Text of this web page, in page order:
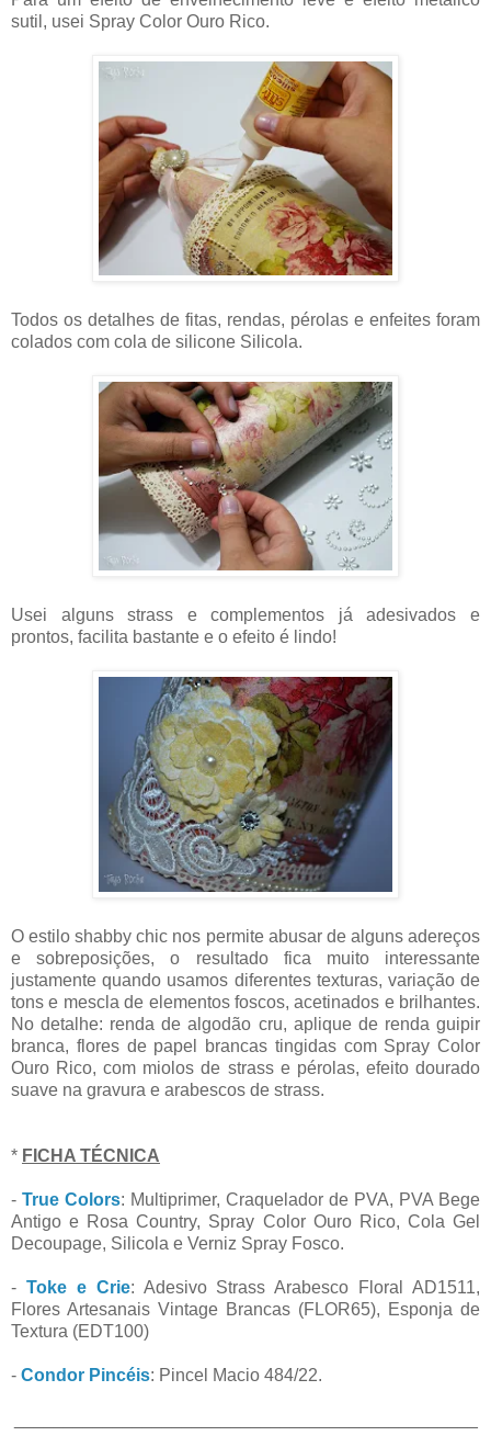
sutil, usei Spray Color Ouro Rico.
Todos os detalhes de fitas, rendas, pérolas e enfeites foram
colados com cola de silicone Silicola.
Usei alguns strass e complementos já adesivados e
prontos, facilita bastante e o efeito é lindo!
O estilo shabby chic nos permite abusar de alguns adereços
e sobreposições, o resultado fica muito interessante
justamente quando usamos diferentes texturas, variação de
tons e mescla de elementos foscos, acetinados e brilhantes.
No detalhe: renda de algodão cru, aplique de renda guipir
branca, flores de papel brancas tingidas com Spray Color
Ouro Rico, com miolos de strass e pérolas, efeito dourado
suave na gravura e arabescos de strass.
* FICHA TÉCNICA
- True Colors: Multiprimer, Craquelador de PVA, PVA Bege
Antigo e Rosa Country, Spray Color Ouro Rico, Cola Gel
Decoupage, Silicola e Verniz Spray Fosco.
- Toke e Crie: Adesivo Strass Arabesco Floral AD1511,
Flores Artesanais Vintage Brancas (FLOR65), Esponja de
Textura (EDT100)
- Condor Pincéis: Pincel Macio 484/22.